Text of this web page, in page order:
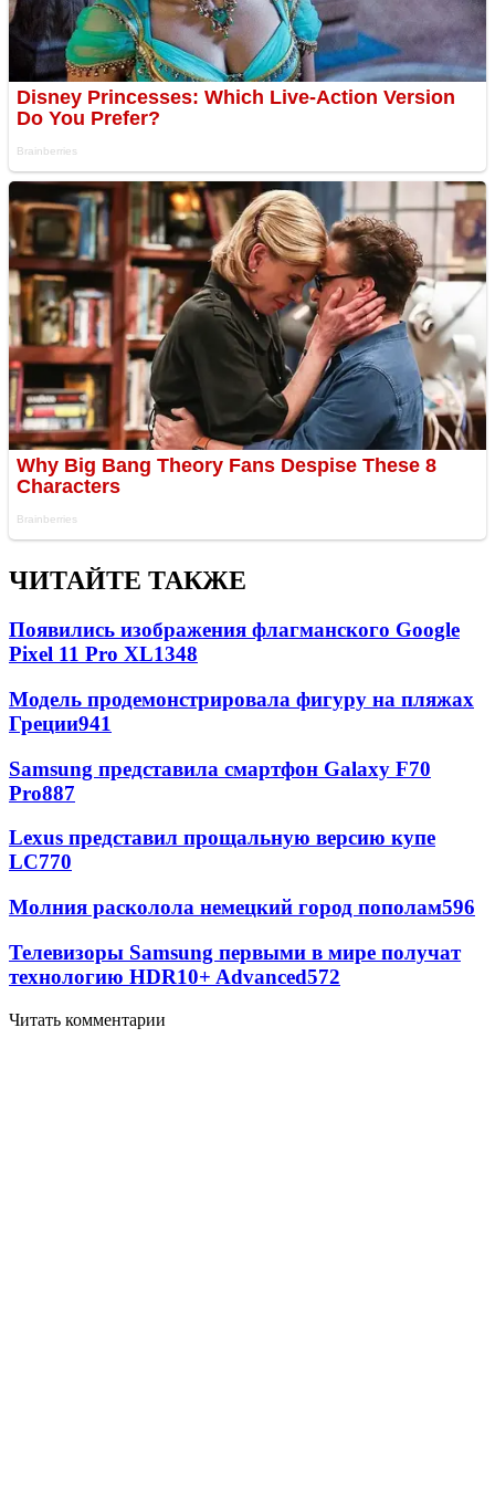
ЧИТАЙТЕ ТАКЖЕ
Появились изображения флагманского Google
Pixel 11 Pro XL1348
Модель продемонстрировала фигуру на пляжах
Греции941
Samsung представила смартфон Galaxy F70
Pro887
Lexus представил прощальную версию купе
LC770
Молния расколола немецкий город пополам596
Телевизоры Samsung первыми в мире получат
технологию HDR10+ Advanced572
Читать комментарии